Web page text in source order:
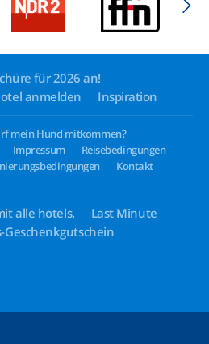
für 2026 an!
anmelden Inspiration
mein Hund mitkommen?
Impressum
Reisebedingungen
Kontakt
alle hotels.
Last Minute
Geschenkgutschein